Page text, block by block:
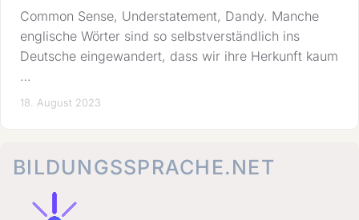
Common Sense, Understatement, Dandy. Manche
englische Wörter sind so selbstverständlich ins
Deutsche eingewandert, dass wir ihre Herkunft kaum
…
18. August 2023
BILDUNGSSPRACHE.NET